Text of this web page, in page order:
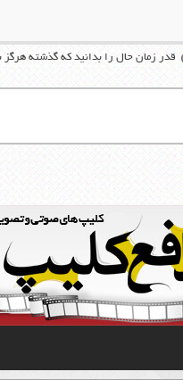
قدر زمان حال را بدانید که گذشته هرگز